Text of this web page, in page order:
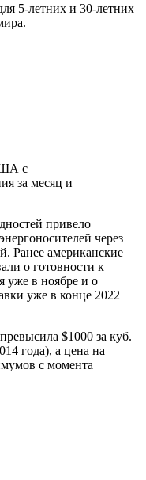
5-летних и 30-летних
с
за месяц и
привело
через
Ранее американские
о готовности к
уже в ноябре и о
уже в конце 2022
$1000 за куб.
года), а цена на
с момента